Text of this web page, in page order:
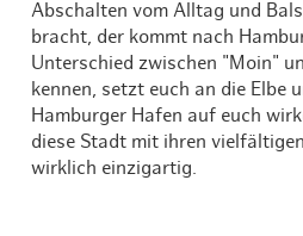
Abschalten vom Alltag und
bracht, der kommt nach
Unterschied zwischen "Moin"
kennen, setzt euch an die Elbe
Hamburger Hafen auf euch
diese Stadt mit ihren
wirklich einzigartig.